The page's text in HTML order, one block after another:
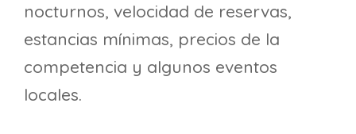
nocturnos, velocidad de reservas,
estancias mínimas, precios de la
competencia y algunos eventos
locales.